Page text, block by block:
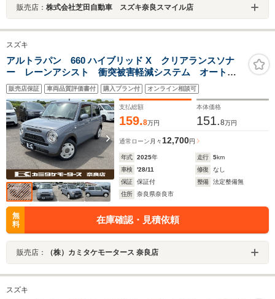
販売店： 株式会社芝田自動車 スズキ奈良スマイル店
スズキ
アルトラパン 660 ハイブリッド X クリアランスソナ
ー レーンアシスト 衝突被害軽減システム オートラ
イト スマートキー アイドリングストップ 電動格納
ミラー シートヒーター ベンチシート CVT ESC
エアコン パワーステアリング
販売店保証 車両品質評価書付 購入プラン付 オンライン相談可
支払総額
159.8万円
本体価格
151.8万円
通常ローン 月々 12,700円
年式 2025年 走行 5km
車検
'28/11 修復
なし
保証
保証付 整備
法定整備無
住所
奈良県奈良市
無
料
在庫確認・見積依頼
販売店： （株）カミタケモータース 奈良店
スズキ